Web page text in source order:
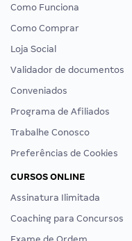
Como Funciona
Como Comprar
Loja Social
Validador de documentos
Conveniados
Programa de Afiliados
Trabalhe Conosco
Preferências de Cookies
CURSOS ONLINE
Assinatura Ilimitada
Coaching para Concursos